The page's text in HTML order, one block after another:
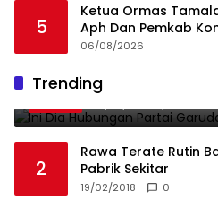
5
Ketua Ormas
Aph Dan Pemkab
Angkut Cangkang
06/08/2026
Trending
1
Gerindra
2
Rawa Terate Rutin
Pabrik Sekitar
19/02/2018 0